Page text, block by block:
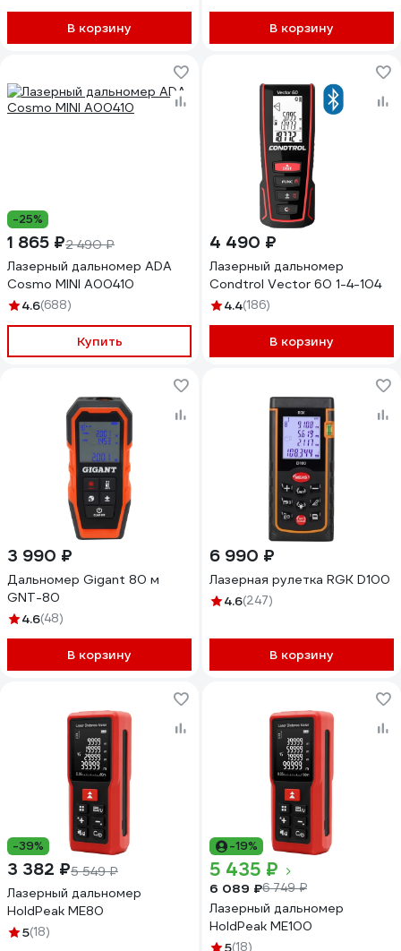
В корзину В корзину
-25%
1 865 ₽2 490 ₽
Лазерный дальномер ADA
Cosmo MINI А00410
4.6(688)
Купить
4 490 ₽
Лазерный дальномер
Condtrol Vector 60 1-4-104
4.4(186)
В корзину
3 990 ₽
Дальномер Gigant 80 м
GNT-80
4.6(48)
В корзину
6 990 ₽
Лазерная рулетка RGK D100
4.6(247)
В корзину
-39%
3 382 ₽5 549 ₽
Лазерный дальномер
HoldPeak ME80
5(18)
-19%
5 435 ₽
6 089 ₽6 749 ₽
Лазерный дальномер
HoldPeak ME100
5(18)